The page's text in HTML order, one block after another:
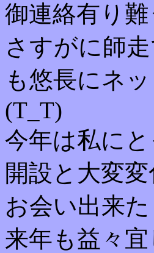
御連絡有り
さすがに師
も悠長にネ
(T_T)
今年は私に
開設と大変
お会い出来た
来年も益々